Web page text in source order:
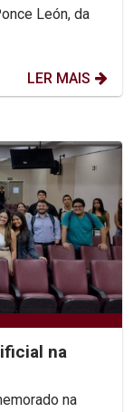
León, da
LER MAIS
na
na